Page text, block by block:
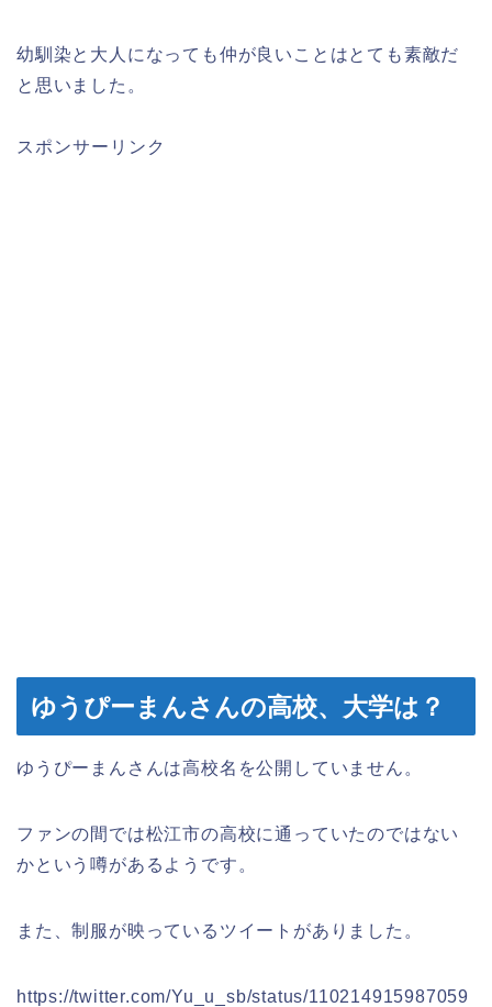
幼馴染と大人になっても仲が良いことはとても素敵だ
と思いました。
スポンサーリンク
ゆうぴーまんさんの高校、大学は？
ゆうぴーまんさんは高校名を公開していません。
ファンの間では松江市の高校に通っていたのではない
かという噂があるようです。
また、制服が映っているツイートがありました。
https://twitter.com/Yu_u_sb/status/110214915987059